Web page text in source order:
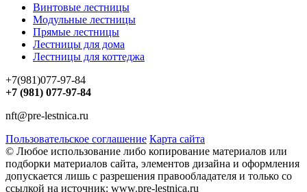
Винтовые лестницы
Модульные лестницы
Прямые лестницы
Лестницы для дома
Лестницы для коттеджа
+7(981)077-97-84
+7 (981) 077-97-84
nft@pre-lestnica.ru
Пользовательское соглашение Карта сайта
© Любое использование либо копирование материалов или
подборки материалов сайта, элементов дизайна и оформления
допускается лишь с разрешения правообладателя и только со
ссылкой на источник: www.pre-lestnica.ru